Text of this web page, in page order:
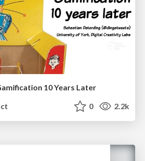
10 Years Later
0 2.2k